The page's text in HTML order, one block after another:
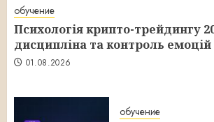
обучение
Психологія крипто-трейдингу
дисципліна та контроль емоцій
01.08.2026
обучение